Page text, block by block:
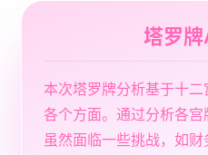
塔罗
本次塔罗牌分析基于十
各个方面。通过分析各宫
虽然面临一些挑战，如